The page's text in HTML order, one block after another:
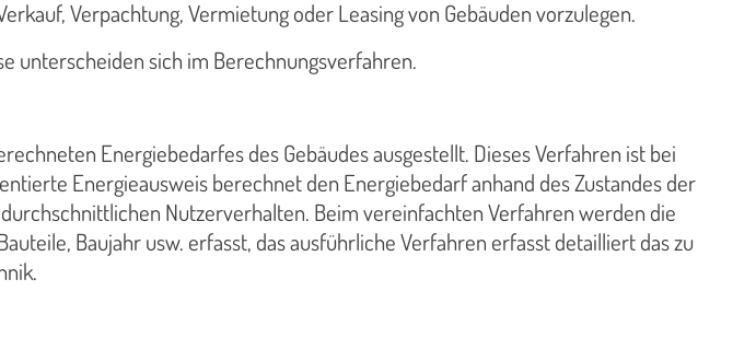
Verpachtung, Vermietung oder Leasing von Gebäuden vorzulegen.
unterscheiden sich im Berechnungsverfahren.
Energiebedarfes des Gebäudes ausgestellt. Dieses Verfahren ist bei
Energieausweis berechnet den Energiebedarf anhand des Zustandes der
Nutzerverhalten. Beim vereinfachten Verfahren werden die
Baujahr usw. erfasst, das ausführliche Verfahren erfasst detailliert das zu